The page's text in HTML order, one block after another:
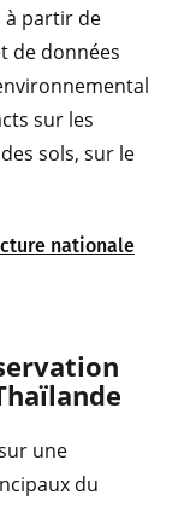
à partir de
de données
sur les
sols, sur le
nationale
une
du